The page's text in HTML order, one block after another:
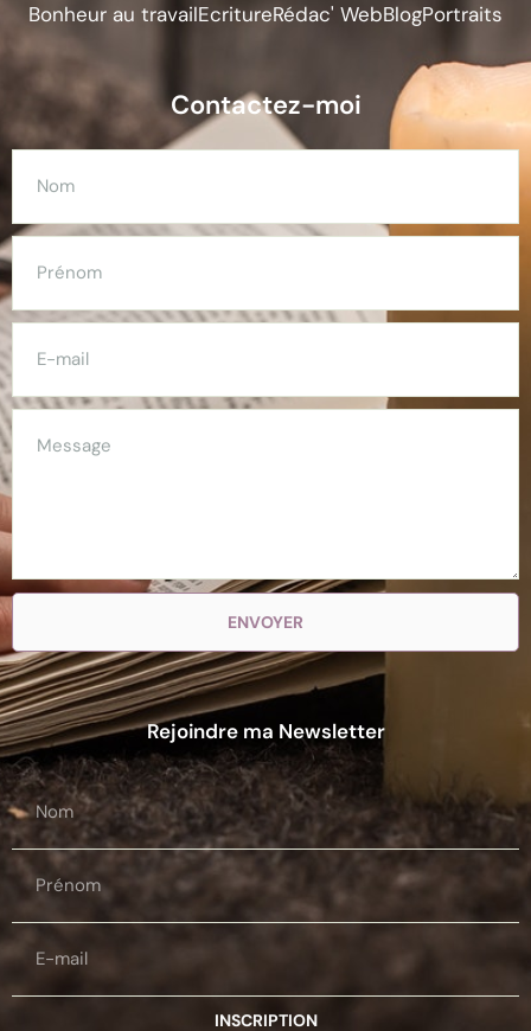
Bonheur au travailEcritureRédac' WebBlogPortraits
Contactez-moi
ENVOYER
Rejoindre ma Newsletter
INSCRIPTION